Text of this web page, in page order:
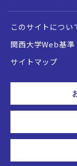
このサイトについ
関西大学Web基準
サイトマップ